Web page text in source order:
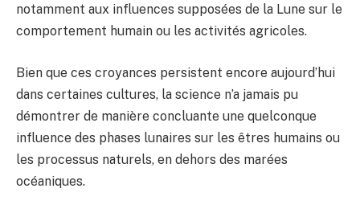
notamment aux influences supposées de la Lune sur le
comportement humain ou les activités agricoles.
Bien que ces croyances persistent encore aujourd’hui
dans certaines cultures, la science n’a jamais pu
démontrer de manière concluante une quelconque
influence des phases lunaires sur les êtres humains ou
les processus naturels, en dehors des marées
océaniques.